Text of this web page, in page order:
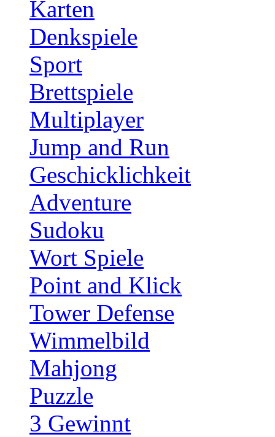
Karten
Denkspiele
Sport
Brettspiele
Multiplayer
Jump and Run
Geschicklichkeit
Adventure
Sudoku
Wort Spiele
Point and Klick
Tower Defense
Wimmelbild
Mahjong
Puzzle
3 Gewinnt